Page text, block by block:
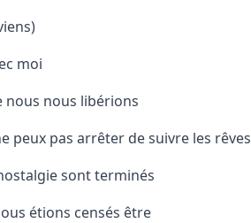
moi
nous nous libérions
peux pas arrêter de suivre les rêves
sont terminés
étions censés être